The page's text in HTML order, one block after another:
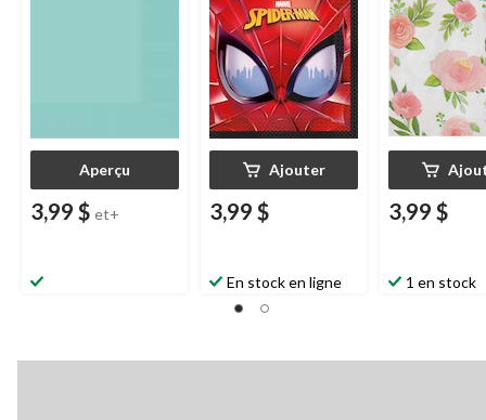
Aperçu
3,99 $ et+
Marvel Spider-Man,
rouge/bleu, 6,5 po,
paq. 16, 2 épaisseurs
Ajouter
3,99 $
En stock en ligne
3,99 $
1 en stock